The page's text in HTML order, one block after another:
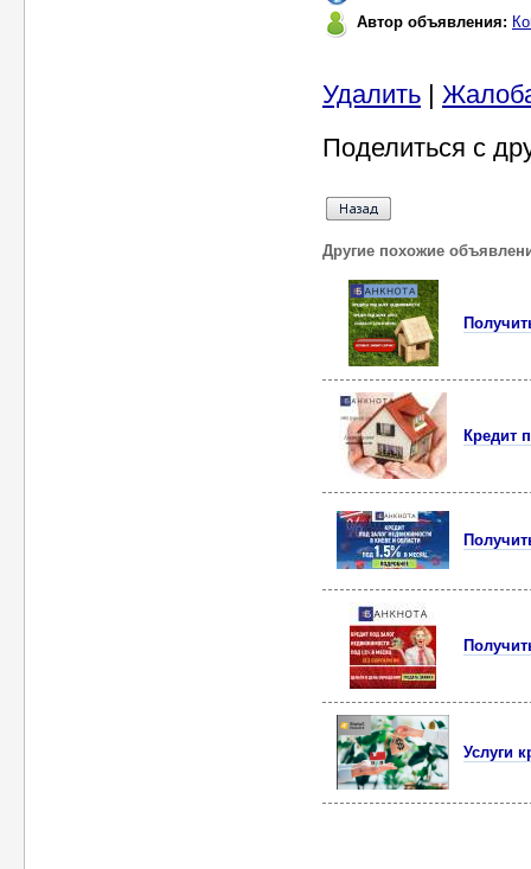
Автор объявления:
Удалить |
Поделиться с
Другие похожие
Кредит
Услуги